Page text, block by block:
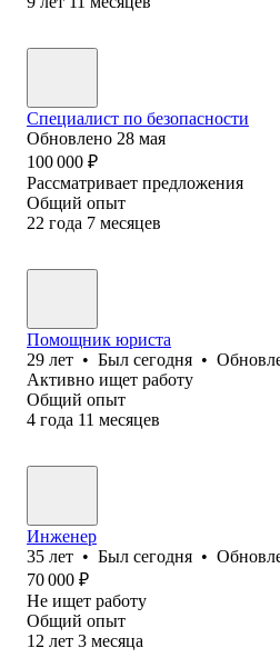
Специалист по безопасности
Обновлено 28 мая
100 000 ₽
Рассматривает предложения
Общий опыт
22 года 7 месяцев
Помощник юриста
29 лет • Был сегодня •
Активно ищет работу
Общий опыт
4 года 11 месяцев
Инженер
35 лет • Был сегодня •
70 000 ₽
Не ищет работу
Общий опыт
12 лет 3 месяца